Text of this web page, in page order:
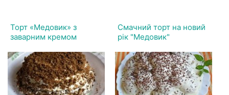
Торт «Медовик» з
заварним кремом
Смачний торт на новий
рік "Медовик"